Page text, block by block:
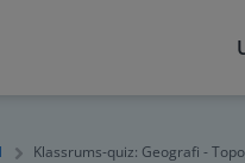
Klassrums-quiz: Geografi -